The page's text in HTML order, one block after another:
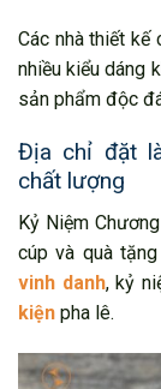
Các nhà thiết kế
nhiều kiểu dáng
sản phẩm độc
Địa chỉ đặt
chất lượng
Kỷ Niệm
cúp và quà
vinh danh, kỷ
kiện pha lê.